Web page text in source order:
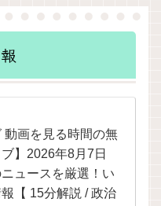
動画を見る時間の無
】2026年8月7日
ュースを厳選！い
【 15分解説 / 政治